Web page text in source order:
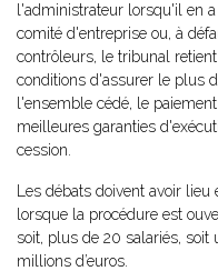
l'administrateur lorsqu'il en
comité d'entreprise ou, à
contrôleurs, le tribunal
conditions d'assurer le plus
l'ensemble cédé, le
meilleures garanties
cession.
Les débats doivent avoir
lorsque la procédure est
soit, plus de 20 salariés, soit
millions d’euros.